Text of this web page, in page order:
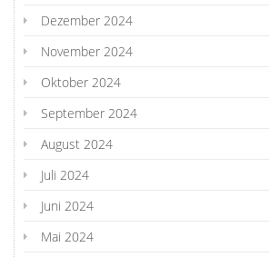
Dezember 2024
November 2024
Oktober 2024
September 2024
August 2024
Juli 2024
Juni 2024
Mai 2024